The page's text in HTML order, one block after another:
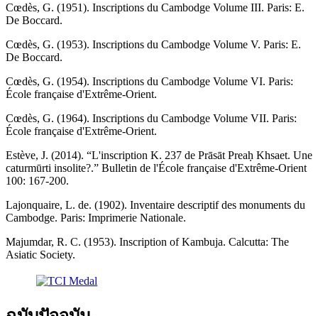
Cœdès, G. (1951). Inscriptions du Cambodge Volume III. Paris: E.
De Boccard.
Cœdès, G. (1953). Inscriptions du Cambodge Volume V. Paris: E.
De Boccard.
Cœdès, G. (1954). Inscriptions du Cambodge Volume VI. Paris:
École française d'Extrême-Orient.
Cœdès, G. (1964). Inscriptions du Cambodge Volume VII. Paris:
École française d'Extrême-Orient.
Estève, J. (2014). “L'inscription K. 237 de Prāsāt Preaḥ Khsaet. Une
caturmūrti insolite?.” Bulletin de l'École française d'Extrême-Orient
100: 167-200.
Lajonquaire, L. de. (1902). Inventaire descriptif des monuments du
Cambodge. Paris: Imprimerie Nationale.
Majumdar, R. C. (1953). Inscription of Kambuja. Calcutta: The
Asiatic Society.